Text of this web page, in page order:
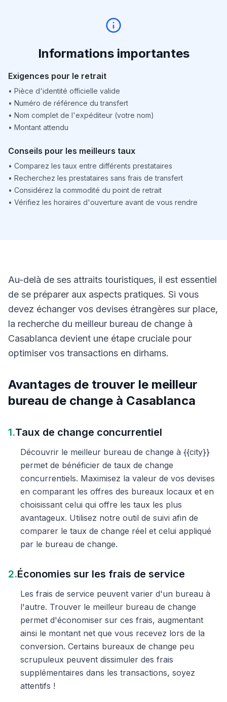
Informations importantes
Exigences pour le retrait
• Pièce d'identité officielle valide
• Numéro de référence du transfert
• Nom complet de l'expéditeur (votre nom)
• Montant attendu
Conseils pour les meilleurs taux
• Comparez les taux entre différents prestataires
• Recherchez les prestataires sans frais de transfert
• Considérez la commodité du point de retrait
• Vérifiez les horaires d'ouverture avant de vous rendre
Au-delà de ses attraits touristiques, il est essentiel
de se préparer aux aspects pratiques. Si vous
devez échanger vos devises étrangères sur place,
la recherche du meilleur bureau de change à
Casablanca devient une étape cruciale pour
optimiser vos transactions en dirhams.
Avantages de trouver le meilleur
bureau de change à Casablanca
1.Taux de change concurrentiel
Découvrir le meilleur bureau de change à {{city}}
permet de bénéficier de taux de change
concurrentiels. Maximisez la valeur de vos devises
en comparant les offres des bureaux locaux et en
choisissant celui qui offre les taux les plus
avantageux. Utilisez notre outil de suivi afin de
comparer le taux de change réel et celui appliqué
par le bureau de change.
2.Économies sur les frais de service
Les frais de service peuvent varier d'un bureau à
l'autre. Trouver le meilleur bureau de change
permet d'économiser sur ces frais, augmentant
ainsi le montant net que vous recevez lors de la
conversion. Certains bureaux de change peu
scrupuleux peuvent dissimuler des frais
supplémentaires dans les transactions, soyez
attentifs !